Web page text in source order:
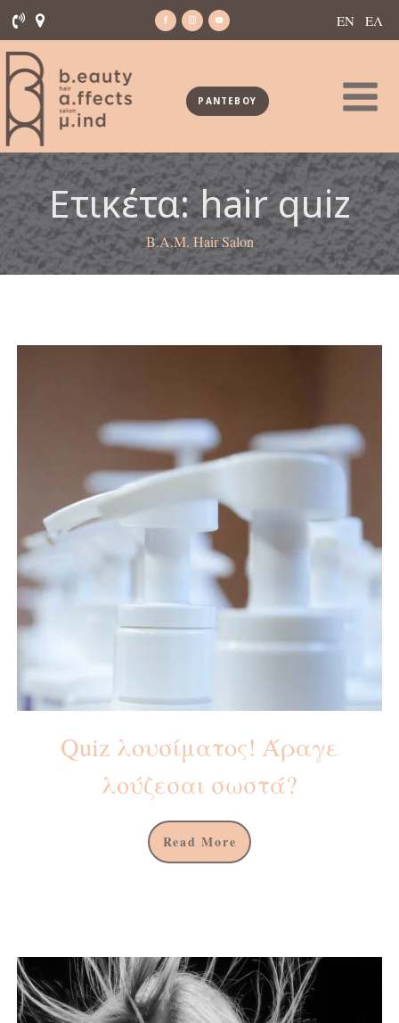
ΕΝ ΕΛ
ΡΑΝΤΕΒΟΥ
Ετικέτα:hair quiz
B.A.M. Hair Salon
Quiz λουσίματος! Άραγε
λούζεσαι σωστά?
Read More